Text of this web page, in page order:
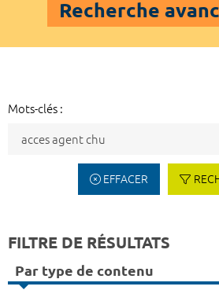
Recherche
Mots-clés :
EFFACER
FILTRE DE RÉSULTATS
Par type de contenu